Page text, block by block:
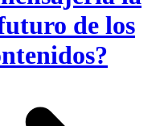
de los